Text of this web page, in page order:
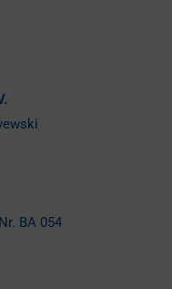
BA 054